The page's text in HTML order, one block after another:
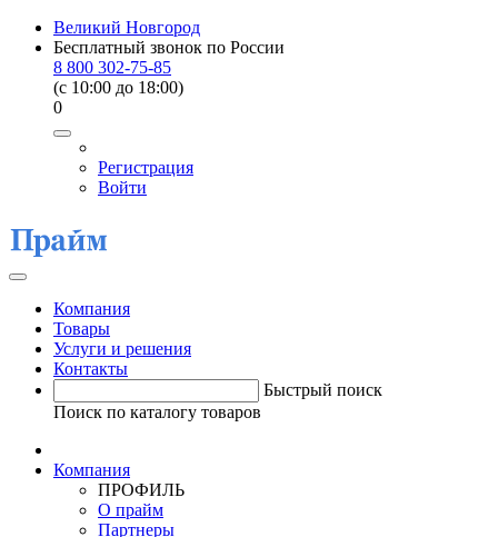
Великий Новгород
Бесплатный звонок по России
8 800 302-75-85
(c 10:00 до 18:00)
0
Регистрация
Войти
Компания
Товары
Услуги и решения
Контакты
Быстрый поиск
Поиск по каталогу товаров
Компания
ПРОФИЛЬ
О прайм
Партнеры